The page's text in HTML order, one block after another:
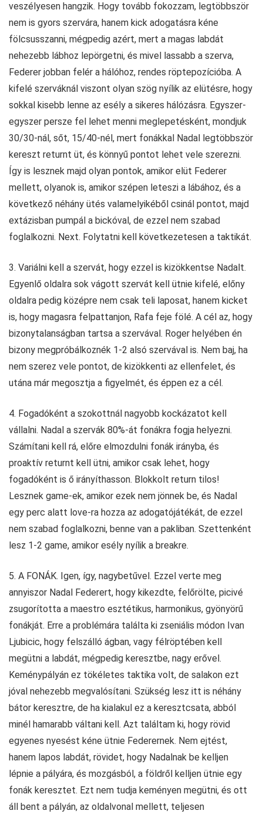
veszélyesen hangzik. Hogy tovább fokozzam, legtöbbször
nem is gyors szervára, hanem kick adogatásra kéne
fölcsusszanni, mégpedig azért, mert a magas labdát
nehezebb lábhoz lepörgetni, és mivel lassabb a szerva,
Federer jobban felér a hálóhoz, rendes röptepozícióba. A
kifelé szerváknál viszont olyan szög nyílik az elütésre, hogy
sokkal kisebb lenne az esély a sikeres hálózásra. Egyszer-
egyszer persze fel lehet menni meglepetésként, mondjuk
30/30-nál, sőt, 15/40-nél, mert fonákkal Nadal legtöbbször
kereszt returnt üt, és könnyű pontot lehet vele szerezni.
Így is lesznek majd olyan pontok, amikor elüt Federer
mellett, olyanok is, amikor szépen leteszi a lábához, és a
következő néhány ütés valamelyikéből csinál pontot, majd
extázisban pumpál a bickóval, de ezzel nem szabad
foglalkozni. Next. Folytatni kell következetesen a taktikát.
3. Variálni kell a szervát, hogy ezzel is kizökkentse Nadalt.
Egyenlő oldalra sok vágott szervát kell ütnie kifelé, előny
oldalra pedig középre nem csak teli laposat, hanem kicket
is, hogy magasra felpattanjon, Rafa feje fölé. A cél az, hogy
bizonytalanságban tartsa a szervával. Roger helyében én
bizony megpróbálkoznék 1-2 alsó szervával is. Nem baj, ha
nem szerez vele pontot, de kizökkenti az ellenfelet, és
utána már megosztja a figyelmét, és éppen ez a cél.
4. Fogadóként a szokottnál nagyobb kockázatot kell
vállalni. Nadal a szervák 80%-át fonákra fogja helyezni.
Számítani kell rá, előre elmozdulni fonák irányba, és
proaktív returnt kell ütni, amikor csak lehet, hogy
fogadóként is ő irányíthasson. Blokkolt return tilos!
Lesznek game-ek, amikor ezek nem jönnek be, és Nadal
egy perc alatt love-ra hozza az adogatójátékát, de ezzel
nem szabad foglalkozni, benne van a pakliban. Szettenként
lesz 1-2 game, amikor esély nyílik a breakre.
5. A FONÁK. Igen, így, nagybetűvel. Ezzel verte meg
annyiszor Nadal Federert, hogy kikezdte, felőrölte, picivé
zsugorította a maestro esztétikus, harmonikus, gyönyörű
fonákját. Erre a problémára találta ki zseniális módon Ivan
Ljubicic, hogy felszálló ágban, vagy félröptében kell
megütni a labdát, mégpedig keresztbe, nagy erővel.
Keménypályán ez tökéletes taktika volt, de salakon ezt
jóval nehezebb megvalósítani. Szükség lesz itt is néhány
bátor keresztre, de ha kialakul ez a keresztcsata, abból
minél hamarabb váltani kell. Azt találtam ki, hogy rövid
egyenes nyesést kéne ütnie Federernek. Nem ejtést,
hanem lapos labdát, rövidet, hogy Nadalnak be kelljen
lépnie a pályára, és mozgásból, a földről kelljen ütnie egy
fonák keresztet. Ezt nem tudja keményen megütni, és ott
áll bent a pályán, az oldalvonal mellett, teljesen